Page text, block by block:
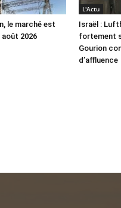
le marché est
août 2026
L'Actu
Israël :
fortement
Gourion
d’affluence